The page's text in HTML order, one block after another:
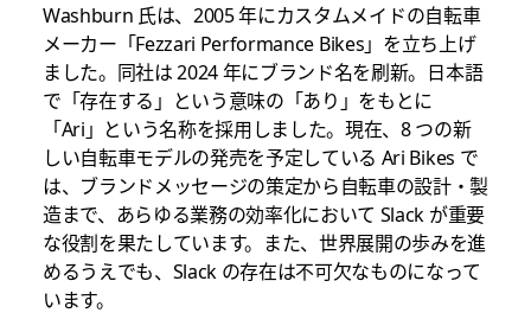
Washburn 氏は、2005 年にカスタムメイドの自転車
メーカー「Fezzari Performance Bikes」を立ち上げ
ました。同社は 2024 年にブランド名を刷新。日本語
で「存在する」という意味の「あり」をもとに
「Ari」という名称を採用しました。現在、8 つの新
しい自転車モデルの発売を予定している Ari Bikes で
は、ブランドメッセージの策定から自転車の設計・製
造まで、あらゆる業務の効率化において Slack が重要
な役割を果たしています。また、世界展開の歩みを進
めるうえでも、Slack の存在は不可欠なものになって
います。